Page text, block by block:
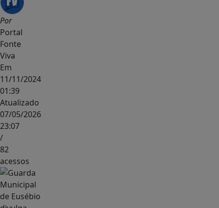
Por
Portal
Fonte
Viva
Em
11/11/2024
01:39
Atualizado
07/05/2026
23:07
/
82
acessos